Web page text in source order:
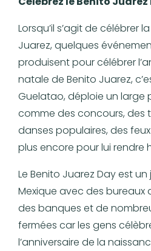
Lorsqu’il s’agit de célébrer
Juarez, quelques
produisent pour célébrer
natale de Benito Juarez,
Guelatao, déploie un large
comme des concours, des
danses populaires, des
plus encore pour lui rendre
Le Benito Juarez Day est
Mexique avec des bureaux
des banques et de
fermées car les gens
l’anniversaire de la